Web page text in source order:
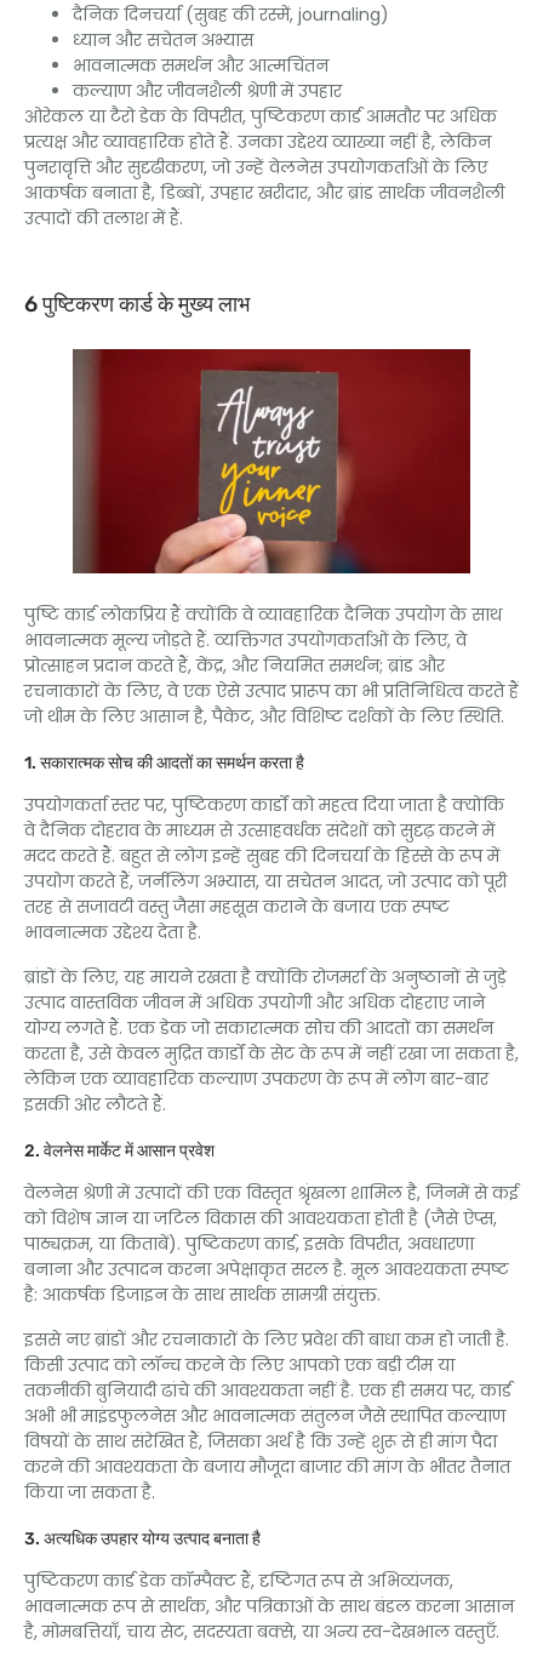
दैनिक दिनचर्या (सुबह की रस्में, journaling)
ध्यान और सचेतन अभ्यास
भावनात्मक समर्थन और आत्मचिंतन
कल्याण और जीवनशैली श्रेणी में उपहार
ओरेकल या टैरो डेक के विपरीत, पुष्टिकरण कार्ड आमतौर पर अधिक
प्रत्यक्ष और व्यावहारिक होते हैं. उनका उद्देश्य व्याख्या नहीं है, लेकिन
पुनरावृत्ति और सुदृढीकरण, जो उन्हें वेलनेस उपयोगकर्ताओं के लिए
आकर्षक बनाता है, डिब्बों, उपहार खरीदार, और ब्रांड सार्थक जीवनशैली
उत्पादों की तलाश में हैं.
6 पुष्टिकरण कार्ड के मुख्य लाभ
पुष्टि कार्ड लोकप्रिय हैं क्योंकि वे व्यावहारिक दैनिक उपयोग के साथ
भावनात्मक मूल्य जोड़ते हैं. व्यक्तिगत उपयोगकर्ताओं के लिए, वे
प्रोत्साहन प्रदान करते हैं, केंद्र, और नियमित समर्थन; ब्रांड और
रचनाकारों के लिए, वे एक ऐसे उत्पाद प्रारूप का भी प्रतिनिधित्व करते हैं
जो थीम के लिए आसान है, पैकेट, और विशिष्ट दर्शकों के लिए स्थिति.
1. सकारात्मक सोच की आदतों का समर्थन करता है
उपयोगकर्ता स्तर पर, पुष्टिकरण कार्डों को महत्व दिया जाता है क्योंकि
वे दैनिक दोहराव के माध्यम से उत्साहवर्धक संदेशों को सुदृढ़ करने में
मदद करते हैं. बहुत से लोग इन्हें सुबह की दिनचर्या के हिस्से के रूप में
उपयोग करते हैं, जर्नलिंग अभ्यास, या सचेतन आदत, जो उत्पाद को पूरी
तरह से सजावटी वस्तु जैसा महसूस कराने के बजाय एक स्पष्ट
भावनात्मक उद्देश्य देता है.
ब्रांडों के लिए, यह मायने रखता है क्योंकि रोजमर्रा के अनुष्ठानों से जुड़े
उत्पाद वास्तविक जीवन में अधिक उपयोगी और अधिक दोहराए जाने
योग्य लगते हैं. एक डेक जो सकारात्मक सोच की आदतों का समर्थन
करता है, उसे केवल मुद्रित कार्डों के सेट के रूप में नहीं रखा जा सकता है,
लेकिन एक व्यावहारिक कल्याण उपकरण के रूप में लोग बार-बार
इसकी ओर लौटते हैं.
2. वेलनेस मार्केट में आसान प्रवेश
वेलनेस श्रेणी में उत्पादों की एक विस्तृत श्रृंखला शामिल है, जिनमें से कई
को विशेष ज्ञान या जटिल विकास की आवश्यकता होती है (जैसे ऐप्स,
पाठ्यक्रम, या किताबें). पुष्टिकरण कार्ड, इसके विपरीत, अवधारणा
बनाना और उत्पादन करना अपेक्षाकृत सरल है. मूल आवश्यकता स्पष्ट
है: आकर्षक डिजाइन के साथ सार्थक सामग्री संयुक्त.
इससे नए ब्रांडों और रचनाकारों के लिए प्रवेश की बाधा कम हो जाती है.
किसी उत्पाद को लॉन्च करने के लिए आपको एक बड़ी टीम या
तकनीकी बुनियादी ढांचे की आवश्यकता नहीं है. एक ही समय पर, कार्ड
अभी भी माइंडफुलनेस और भावनात्मक संतुलन जैसे स्थापित कल्याण
विषयों के साथ संरेखित हैं, जिसका अर्थ है कि उन्हें शुरू से ही मांग पैदा
करने की आवश्यकता के बजाय मौजूदा बाजार की मांग के भीतर तैनात
किया जा सकता है.
3. अत्यधिक उपहार योग्य उत्पाद बनाता है
पुष्टिकरण कार्ड डेक कॉम्पैक्ट हैं, दृष्टिगत रूप से अभिव्यंजक,
भावनात्मक रूप से सार्थक, और पत्रिकाओं के साथ बंडल करना आसान
है, मोमबत्तियाँ, चाय सेट, सदस्यता बक्से, या अन्य स्व-देखभाल वस्तुएँ.